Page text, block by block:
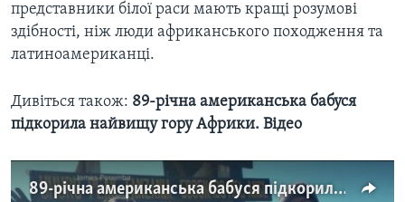
представники білої раси мають кращі розумові
здібності, ніж люди африканського походження та
латиноамериканці.
Дивіться також: 89-річна американська бабуся
підкорила найвищу гору Африки. Відео
89-річна американська бабуся підкорила найвищу гору Африки. Відео